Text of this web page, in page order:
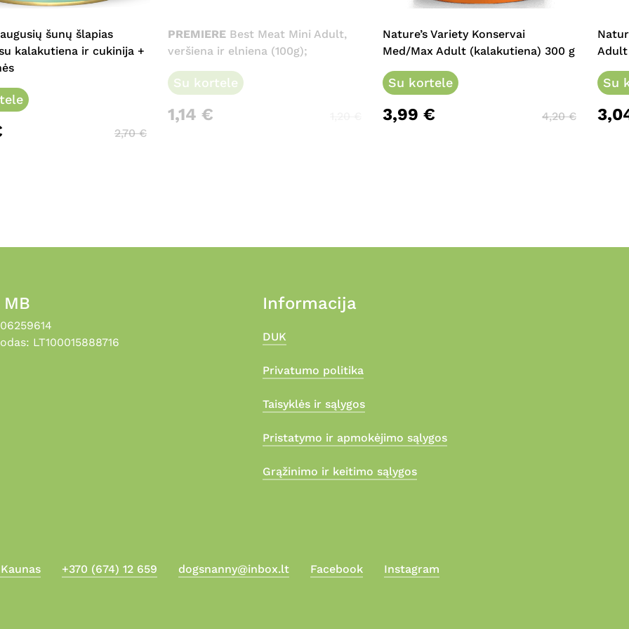
Suma:
šunų šlapias
kalakutiena ir cukinija +
2,70€
PREMIERE Best Meat Mini Adult,
veršiena ir elniena (100g);
Su kortele
1,14 €
Nature’s Variety Konservai
Med/Max Adult (kalakutiena) 300 g
Su kortele
3,99 € 4,20€
Adult
Su
LT100015888716
Informacija
DUK
Privatumo politika
Taisyklės ir sąlygos
Pristatymo ir apmokėjimo sąlygos
Grąžinimo ir keitimo sąlygos
+370 (674) 12 659 dogsnanny@inbox.lt Facebook Instagram